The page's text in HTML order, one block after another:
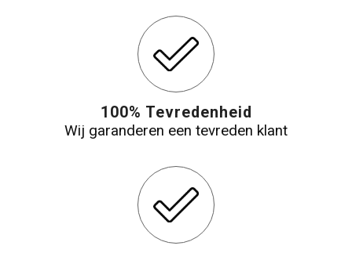
100% Tevredenheid
Wij garanderen een tevreden klant